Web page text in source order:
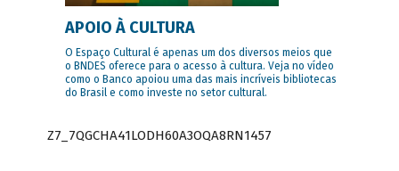
APOIO À CULTURA
O Espaço Cultural é apenas um dos diversos meios que
o BNDES oferece para o acesso à cultura. Veja no vídeo
como o Banco apoiou uma das mais incríveis bibliotecas
do Brasil e como investe no setor cultural.
Z7_7QGCHA41LODH60A3OQA8RN1457